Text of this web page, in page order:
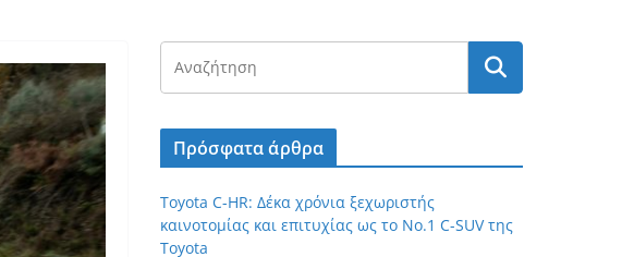
Πρόσφατα άρθρα
Toyota C-HR: Δέκα χρόνια ξεχωριστής
καινοτομίας και επιτυχίας ως το Νο.1 C-SUV της
Toyota